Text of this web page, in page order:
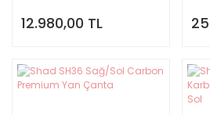
12.980,00 TL